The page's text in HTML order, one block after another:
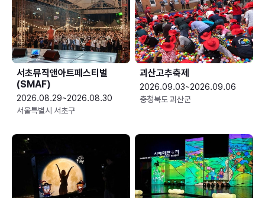
서초뮤직앤아트페스티벌
(SMAF)
2026.08.29~2026.08.30
서울특별시 서초구
괴산고추축제
2026.09.03~2026.09.06
충청북도 괴산군